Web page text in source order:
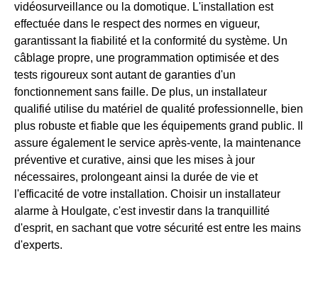
vidéosurveillance ou la domotique. L'installation est
effectuée dans le respect des normes en vigueur,
garantissant la fiabilité et la conformité du système. Un
câblage propre, une programmation optimisée et des
tests rigoureux sont autant de garanties d'un
fonctionnement sans faille. De plus, un installateur
qualifié utilise du matériel de qualité professionnelle, bien
plus robuste et fiable que les équipements grand public. Il
assure également le service après-vente, la maintenance
préventive et curative, ainsi que les mises à jour
nécessaires, prolongeant ainsi la durée de vie et
l'efficacité de votre installation. Choisir un installateur
alarme à Houlgate, c'est investir dans la tranquillité
d'esprit, en sachant que votre sécurité est entre les mains
d'experts.